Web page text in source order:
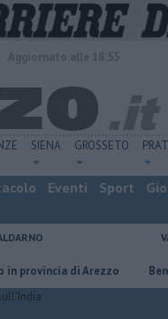
SIENA GROSSETO
Eventi Sport
di Arezzo ​Benzina,